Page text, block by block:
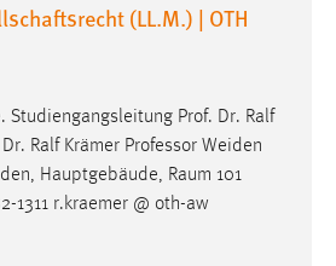
(LL.M.) | OTH
Studiengangsleitung Prof. Dr. Ralf
Ralf Krämer Professor Weiden
Hauptgebäude, Raum 101
1311 r.kraemer @ oth-aw